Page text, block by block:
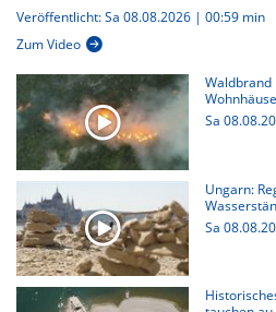
Veröffentlicht: Sa 08.08.2026 | 00:59 min
Zum Video
Waldbrand
Sa
Ungarn:
Sa